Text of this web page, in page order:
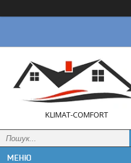
KLIMAT-COMFORT